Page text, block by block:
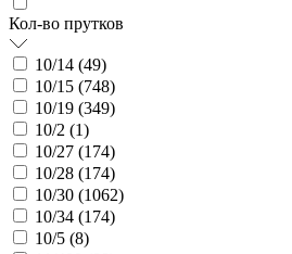
Кол-во прутков
10/14 (49)
10/15 (748)
10/19 (349)
10/2 (1)
10/27 (174)
10/28 (174)
10/30 (1062)
10/34 (174)
10/5 (8)